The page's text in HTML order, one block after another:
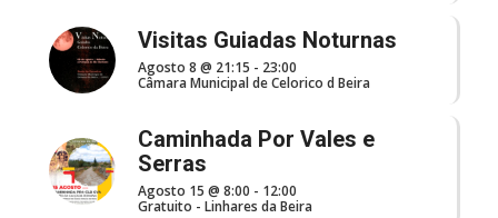
Visitas Guiadas Noturnas
Agosto 8 @ 21:15 - 23:00
Câmara Municipal de Celorico d Beira
Caminhada Por Vales e
Serras
Agosto 15 @ 8:00 - 12:00
Gratuito - Linhares da Beira